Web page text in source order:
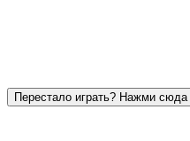
Перестало играть? Нажми сюда